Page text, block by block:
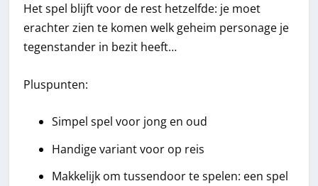
Het spel blijft voor de rest hetzelfde: je moet
erachter zien te komen welk geheim personage je
tegenstander in bezit heeft…
Pluspunten:
Simpel spel voor jong en oud
Handige variant voor op reis
Makkelijk om tussendoor te spelen: een spel